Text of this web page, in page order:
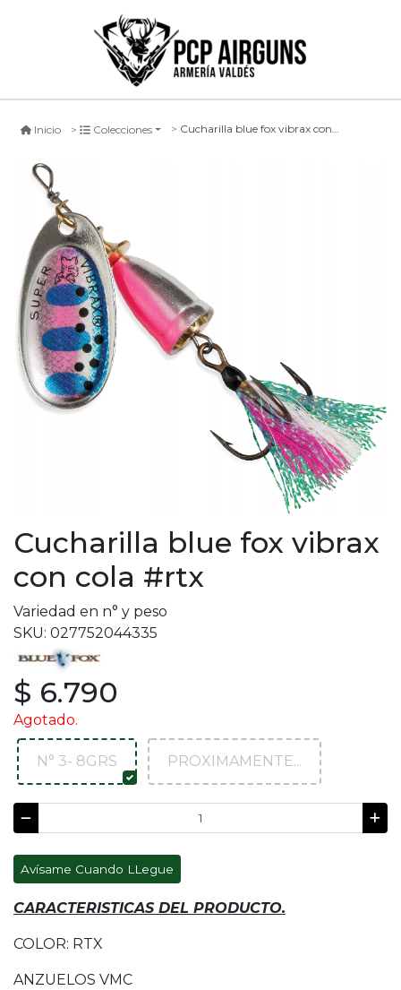
Inicio Colecciones Cucharilla blue fox vibrax con cola #rtx
Cucharilla blue fox vibrax
con cola #rtx
Variedad en n° y peso
SKU: 027752044335
$ 6.790
Agotado.
N° 3- 8GRS PROXIMAMENTE...
Avísame Cuando LLegue
CARACTERISTICAS DEL PRODUCTO.
COLOR: RTX
ANZUELOS VMC